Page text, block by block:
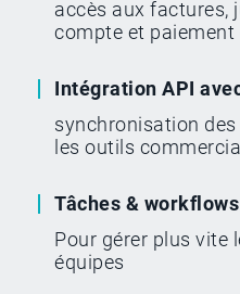
accès aux factures,
compte et paiement
Intégration API
synchronisation
les outils
Tâches &
Pour gérer plus vite
équipes